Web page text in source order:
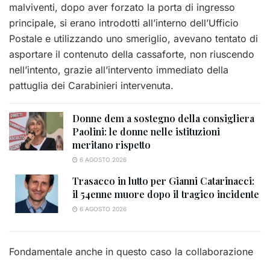
malviventi, dopo aver forzato la porta di ingresso
principale, si erano introdotti all’interno dell’Ufficio
Postale e utilizzando uno smeriglio, avevano tentato di
asportare il contenuto della cassaforte, non riuscendo
nell’intento, grazie all’intervento immediato della
pattuglia dei Carabinieri intervenuta.
Donne dem a sostegno della consigliera
Paolini: le donne nelle istituzioni
meritano rispetto
6 AGOSTO 2026
Trasacco in lutto per Gianni Catarinacci:
il 54enne muore dopo il tragico incidente
6 AGOSTO 2026
Fondamentale anche in questo caso la collaborazione